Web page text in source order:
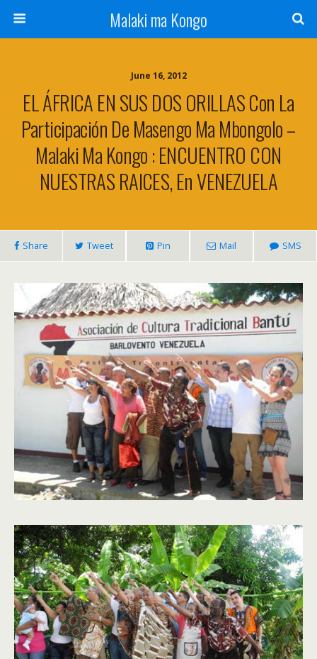
Malaki ma Kongo
June 16, 2012
EL ÁFRICA EN SUS DOS ORILLAS Con La
Participación De Masengo Ma Mbongolo –
Malaki Ma Kongo : ENCUENTRO CON
NUESTRAS RAICES, En VENEZUELA
Share Tweet Pin Mail SMS